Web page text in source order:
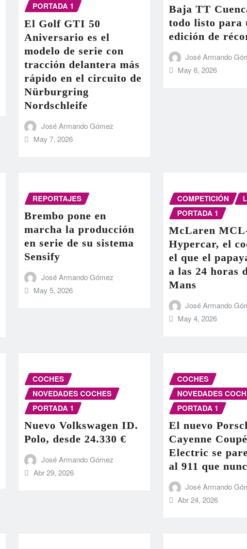
PORTADA 1
El Golf GTI 50
Aniversario es el
modelo de serie con
tracción delantera más
rápido en el circuito de
Nürburgring
Nordschleife
José Armando Gómez
May 7, 2026
Baja TT
todo listo para
edición de
José Armando
May 6, 2026
REPORTAJES
Brembo pone en
marcha la producción
en serie de su sistema
Sensify
José Armando Gómez
May 5, 2026
COMPETICIÓN
PORTADA 1
McLaren
Hypercar, el
el que el
a las 24 horas
Mans
José Armando
May 4, 2026
COCHES
NOVEDADES COCHES
PORTADA 1
Nuevo Volkswagen ID.
Polo, desde 24.330 €
José Armando Gómez
Abr 29, 2026
COCHES
NOVEDADES
PORTADA 1
El nuevo
Cayenne Coupé
Electric se
al 911 que
José Armando
Abr 24, 2026